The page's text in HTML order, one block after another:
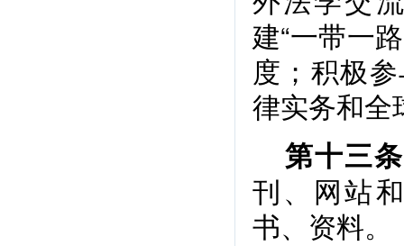
建“一带一
度；积极
律实务和全
第十三条
刊、网站
书、资料。